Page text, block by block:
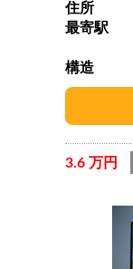
住所
最寄駅
構造
3.6 万円